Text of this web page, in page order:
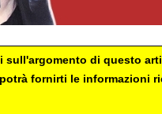
sull'argomento di questo
fornirti le informazioni